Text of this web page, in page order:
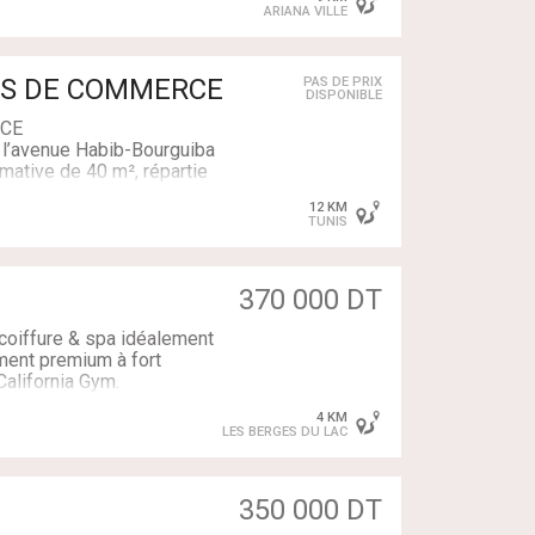
est aussi équipé, de 2
Agence M&F IMMO
ARIANA VILLE
DE COMMERCE
PAS DE PRIX
DISPONIBLE
Habib-Bourguiba
de 40 m², répartie
12 KM
TUNIS
370 000 DT
& spa idéalement
premium à fort
Gym.
aménagée et
L'activité est en
des
4 KM
LES BERGES DU LAC
350 000 DT